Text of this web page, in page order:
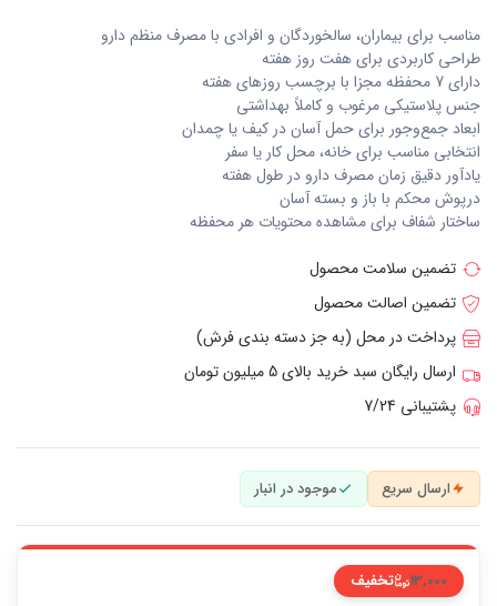
مناسب برای بیماران، سالخوردگان و افرادی با مصرف منظم دارو
طراحی کاربردی برای هفت روز هفته
دارای 7 محفظه مجزا با برچسب روزهای هفته
جنس پلاستیکی مرغوب و کاملاً بهداشتی
ابعاد جمع‌وجور برای حمل آسان در کیف یا چمدان
انتخابی مناسب برای خانه، محل کار یا سفر
یادآور دقیق زمان مصرف دارو در طول هفته
درپوش محکم با باز و بسته آسان
ساختار شفاف برای مشاهده محتویات هر محفظه
تضمین سلامت محصول
تضمین اصالت محصول
پرداخت در محل (به جز دسته بندی فرش)
ارسال رایگان سبد خرید بالای 5 میلیون تومان
پشتیبانی 7/24
ارسال سریع موجود در انبار
13,000 تخفیف